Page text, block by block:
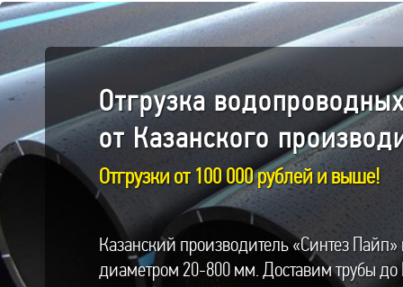
Отгрузка
от Казанского
Отгрузки от 100 000 рублей и выше!
Казанский производитель «Синтез
диаметром 20-800 мм. Доставим трубы до